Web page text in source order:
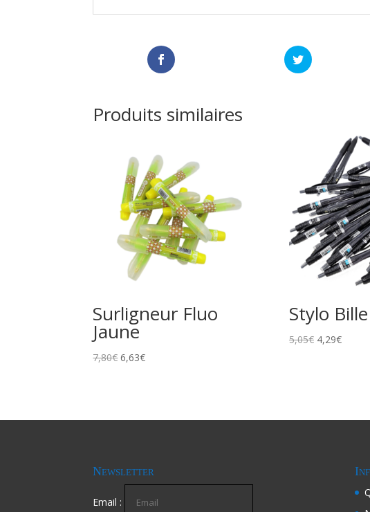
Produits similaires
Surligneur Fluo
Jaune
7,80€ 6,63€
Stylo
5,05€ 4,29€
Newsletter
Email :